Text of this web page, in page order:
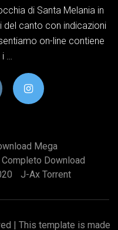
di Santa Melania in
del canto con indicazioni
on-line contiene
…
Mega
Download
J-Ax Torrent
| This template is made